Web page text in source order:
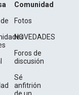
Comunidad
Fotos
NOVEDADES
Foros de
discusión
Sé
anfitrión